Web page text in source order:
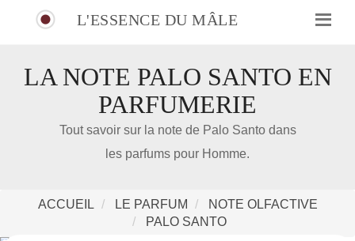
L'ESSENCE DU MÂLE
LA NOTE PALO SANTO EN
PARFUMERIE
Tout savoir sur la note de Palo Santo dans
les parfums pour Homme.
ACCUEIL LE PARFUM
NOTE OLFACTIVE
PALO SANTO
IDÉE CADEAU DE NOËL
Notre nouveau livre 100 Parfums Pour Homme